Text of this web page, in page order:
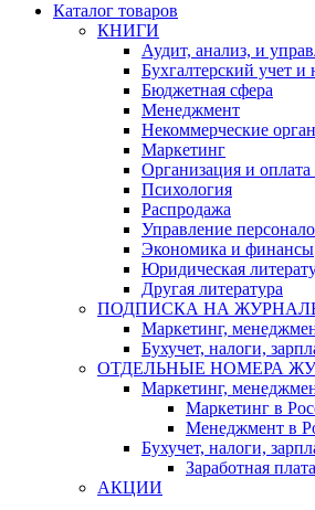
Каталог товаров
КНИГИ
Аудит, анализ, и
Бухгалтерский учет и
Бюджетная сфера
Менеджмент
Некоммерческие
Маркетинг
Организация и оплата
Психология
Распродажа
Управление
Экономика и финансы
Юридическая
Другая литература
ПОДПИСКА НА
Маркетинг,
Бухучет, налоги,
ОТДЕЛЬНЫЕ НОМЕРА
Маркетинг,
Маркетинг в
Менеджмент в
Бухучет, налоги,
Заработная
АКЦИИ